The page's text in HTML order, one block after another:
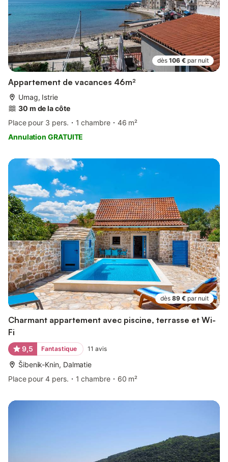
dès 106 € par nuit
Appartement de vacances 46m²
Umag, Istrie
30 m de la côte
Place pour 3 pers.
1 chambre
46 m²
Annulation GRATUITE
dès 89 € par nuit
Charmant appartement avec piscine, terrasse et Wi-
Fi
9,5 Fantastique 11 avis
Šibenik-Knin, Dalmatie
Place pour 4 pers.
1 chambre 60 m²